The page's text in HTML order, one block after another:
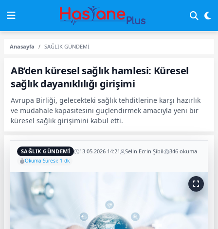
Anasayfa SAĞLIK GÜNDEMİ
AB’den küresel sağlık hamlesi: Küresel
sağlık dayanıklılığı girişimi
Avrupa Birliği, gelecekteki sağlık tehditlerine karşı hazırlık
ve müdahale kapasitesini güçlendirmek amacıyla yeni bir
küresel sağlık girişimini kabul etti.
SAĞLIK GÜNDEMİ 13.05.2026 14:21 Selin Ecrin Şibil 346 okuma
Okuma Süresi: 1 dk